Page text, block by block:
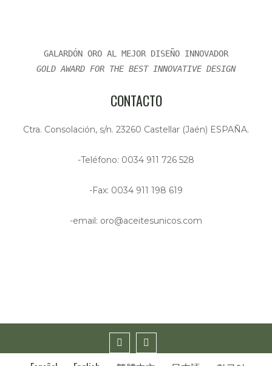
GALARDÓN ORO AL MEJOR DISEÑO INNOVADOR
GOLD AWARD FOR THE BEST INNOVATIVE DESIGN
CONTACTO
Ctra. Consolación, s/n. 23260 Castellar (Jaén) ESPAÑA.
-Teléfono: 0034 911 726 528
-Fax: 0034 911 198 619
-email: oro@aceitesunicos.com